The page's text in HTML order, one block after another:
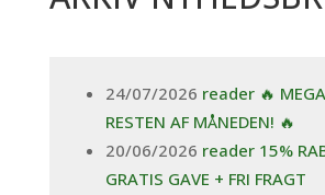
24/07/2026 reader 🔥
RESTEN AF MÅNEDEN! 🔥
20/06/2026 reader 15%
GRATIS GAVE + FRI FRAGT